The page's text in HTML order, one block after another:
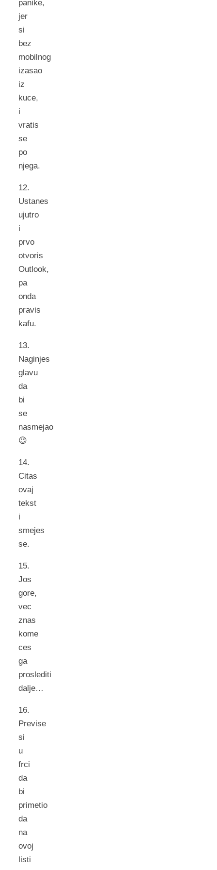
panike,
jer
si
bez
mobilnog
izasao
iz
kuce,
i
vratis
se
po
njega.
12.
Ustanes
ujutro
i
prvo
otvoris
Outlook,
pa
onda
pravis
kafu.
13.
Naginjes
glavu
da
bi
se
nasmejao
😉
14.
Citas
ovaj
tekst
i
smejes
se.
15.
Jos
gore,
vec
znas
kome
ces
ga
proslediti
dalje…
16.
Previse
si
u
frci
da
bi
primetio
da
na
ovoj
listi